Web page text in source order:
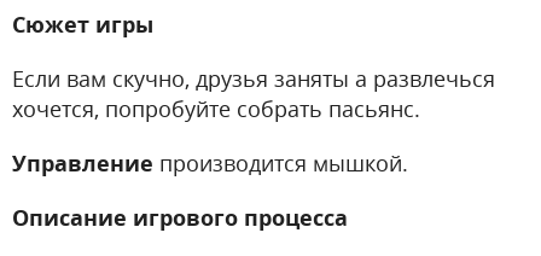
Сюжет игры
Если вам скучно, друзья заняты а развлечься
хочется, попробуйте собрать пасьянс.
Управление производится мышкой.
Описание игрового процесса